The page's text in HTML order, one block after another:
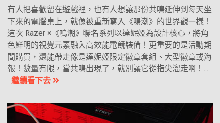
有人把喜歡留在遊戲裡，也有人想讓那份共鳴延伸到每天坐
下來的電腦桌上，就像被重新寫入《鳴潮》的世界觀一樣！
這次 Razer ×《鳴潮》聯名系列以達妮婭為設計核心，將角
色鮮明的視覺元素融入高效能電競裝備！更重要的是活動期
間購買，還能帶走像是達妮婭限定徽章套組、大型徽章或海
報！數量有限，當共鳴出現了，就別讓它從指尖溜走啊！...
繼續看下去